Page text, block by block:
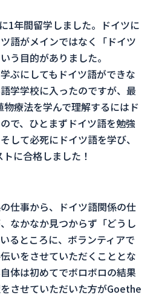
1年間留学しました。ドイツに
語がメインではなく「ドイツ
う目的がありました。
ぶにしてもドイツ語ができな
学学校に入ったのですが、最
療法を学んで理解するにはド
で、ひとまずドイツ語を勉強
して必死にドイツ語を学び、
に合格しました！
仕事から、ドイツ語関係の仕
なかなか見つからず「どうし
るところに、ボランティアで
いをさせていただくこととな
体は初めてでボロボロの結果
させていただいた方がGoethe